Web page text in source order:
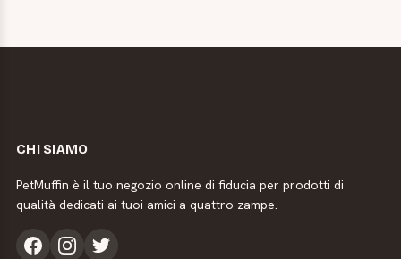
CHI SIAMO
PetMuffin è il tuo negozio online di fiducia per prodotti di
qualità dedicati ai tuoi amici a quattro zampe.